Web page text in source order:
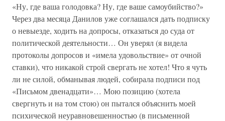
«Ну, где ваша голодовка? Ну, где ваше самоубийство?»
Через два месяца Данилов уже соглашался дать подписку
о невыезде, ходить на допросы, отказаться до суда от
политической деятельности… Он уверял (я видела
протоколы допросов и «имела удовольствие» от очной
ставки), что никакой строй свергать не хотел! Что я чуть
ли не силой, обманывая людей, собирала подписи под
«Письмом двенадцати»… Мою позицию (хотела
свергнуть и на том стою) он пытался объяснить моей
психической неуравновешенностью (в письменной